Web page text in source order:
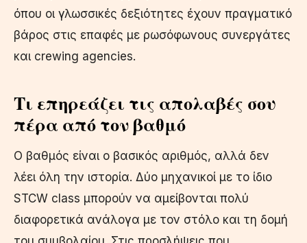
όπου οι γλωσσικές δεξιότητες έχουν πραγματικό
βάρος στις επαφές με ρωσόφωνους συνεργάτες
και crewing agencies.
Τι επηρεάζει τις απολαβές σου
πέρα από τον βαθμό
Ο βαθμός είναι ο βασικός αριθμός, αλλά δεν
λέει όλη την ιστορία. Δύο μηχανικοί με το ίδιο
STCW class μπορούν να αμείβονται πολύ
διαφορετικά ανάλογα με τον στόλο και τη δομή